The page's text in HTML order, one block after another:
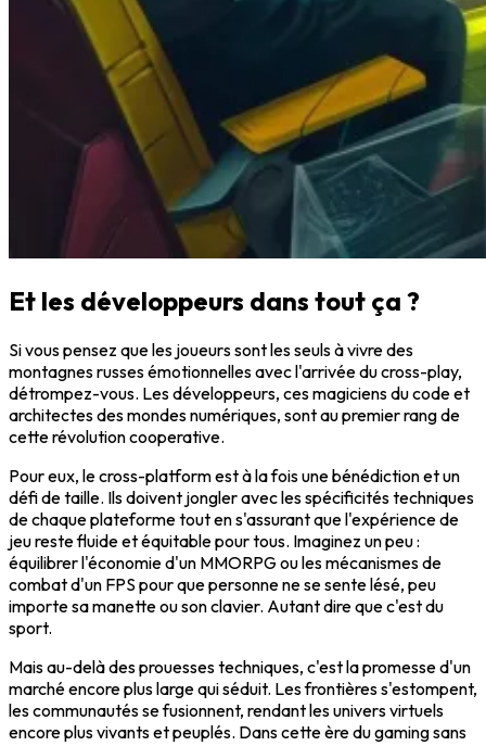
Et les développeurs dans tout ça ?
Si vous pensez que les joueurs sont les seuls à vivre des
montagnes russes émotionnelles avec l'arrivée du cross-play,
détrompez-vous. Les développeurs, ces magiciens du code et
architectes des mondes numériques, sont au premier rang de
cette révolution cooperative.
Pour eux, le cross-platform est à la fois une bénédiction et un
défi de taille. Ils doivent jongler avec les spécificités techniques
de chaque plateforme tout en s'assurant que l'expérience de
jeu reste fluide et équitable pour tous. Imaginez un peu :
équilibrer l'économie d'un MMORPG ou les mécanismes de
combat d'un FPS pour que personne ne se sente lésé, peu
importe sa manette ou son clavier. Autant dire que c'est du
sport.
Mais au-delà des prouesses techniques, c'est la promesse d'un
marché encore plus large qui séduit. Les frontières s'estompent,
les communautés se fusionnent, rendant les univers virtuels
encore plus vivants et peuplés. Dans cette ère du gaming sans